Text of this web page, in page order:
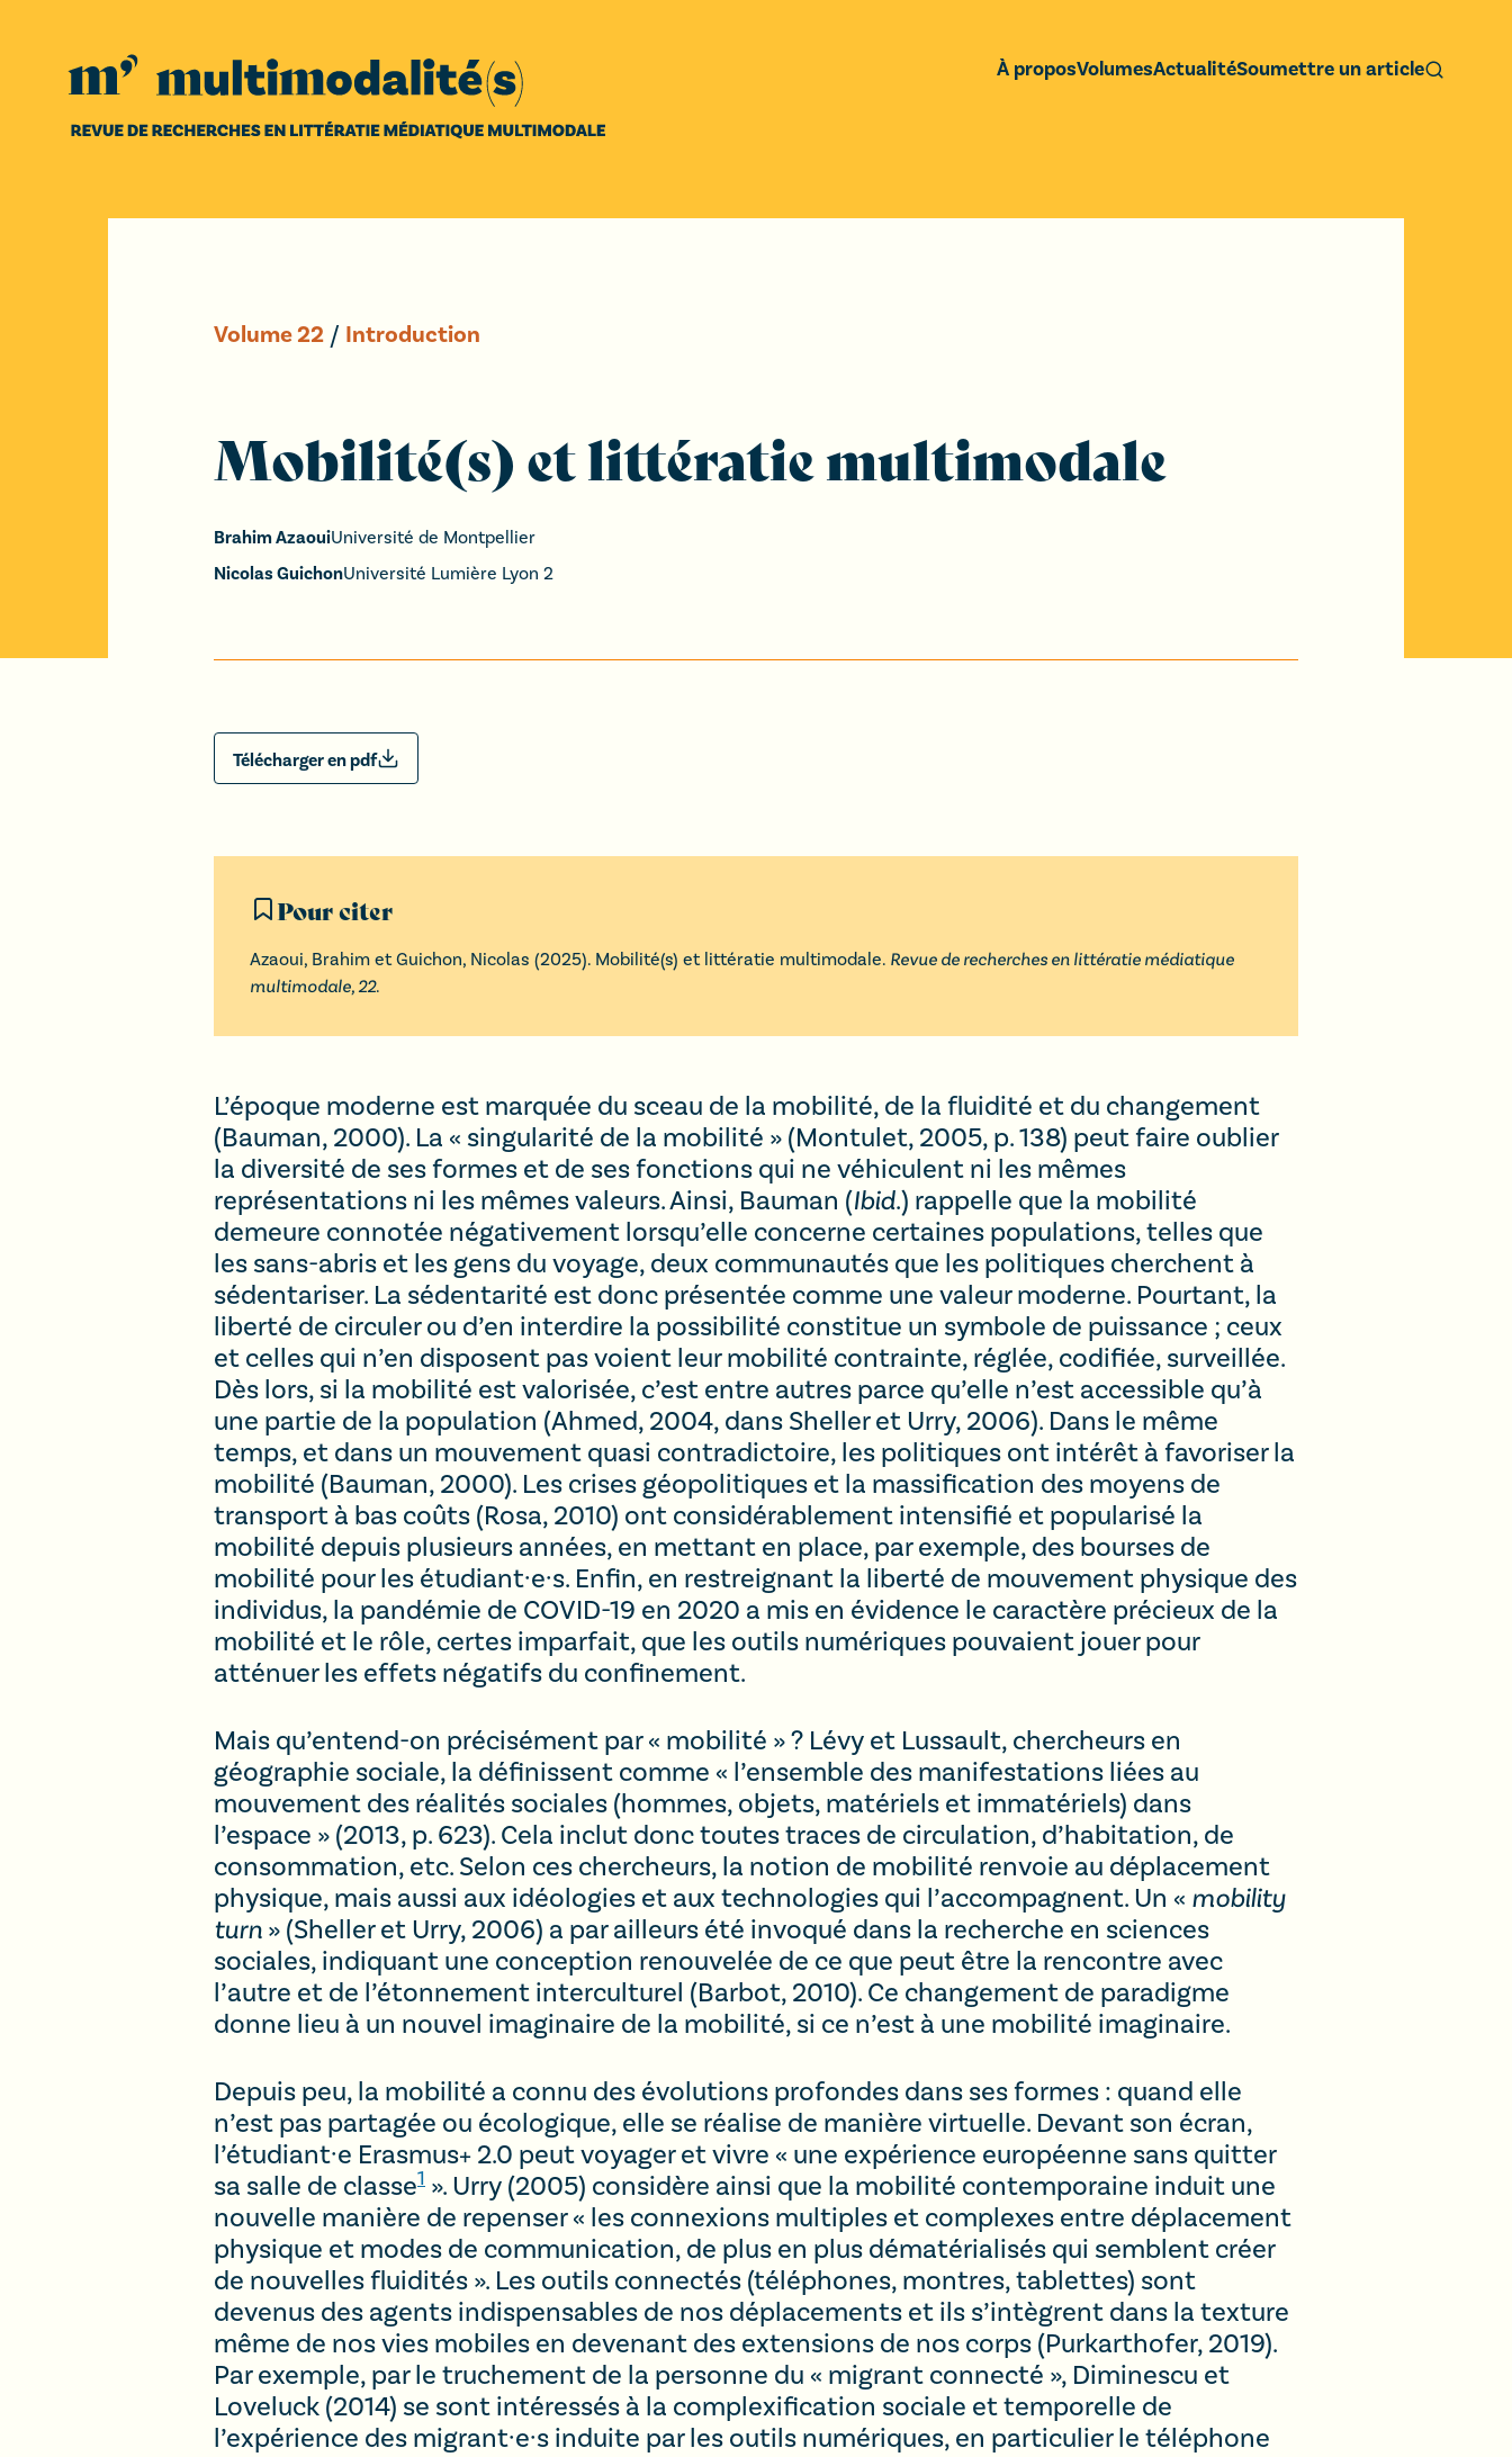
À proposVolumesActualitéSoumettre un article
Volume22 / Introduction
Mobilité(s) et littératie multimodale
Brahim AzaouiUniversité de Montpellier
Nicolas GuichonUniversité Lumière Lyon 2
Télécharger en pdf
Pour citer
Azaoui, Brahim et Guichon, Nicolas (2025). Mobilité(s) et littératie multimodale. Revue de recherches en littératie médiatique
multimodale, 22.
L’époque moderne est marquée du sceau de la mobilité, de la fluidité et du changement
(Bauman, 2000). La « singularité de la mobilité » (Montulet, 2005, p. 138) peut faire oublier
la diversité de ses formes et de ses fonctions qui ne véhiculent ni les mêmes
représentations ni les mêmes valeurs. Ainsi, Bauman (Ibid.) rappelle que la mobilité
demeure connotée négativement lorsqu’elle concerne certaines populations, telles que
les sans-abris et les gens du voyage, deux communautés que les politiques cherchent à
sédentariser. La sédentarité est donc présentée comme une valeur moderne. Pourtant, la
liberté de circuler ou d’en interdire la possibilité constitue un symbole de puissance ; ceux
et celles qui n’en disposent pas voient leur mobilité contrainte, réglée, codifiée, surveillée.
Dès lors, si la mobilité est valorisée, c’est entre autres parce qu’elle n’est accessible qu’à
une partie de la population (Ahmed, 2004, dans Sheller et Urry, 2006). Dans le même
temps, et dans un mouvement quasi contradictoire, les politiques ont intérêt à favoriser la
mobilité (Bauman, 2000). Les crises géopolitiques et la massification des moyens de
transport à bas coûts (Rosa, 2010) ont considérablement intensifié et popularisé la
mobilité depuis plusieurs années, en mettant en place, par exemple, des bourses de
mobilité pour les étudiant·e·s. Enfin, en restreignant la liberté de mouvement physique des
individus, la pandémie de COVID-19 en 2020 a mis en évidence le caractère précieux de la
mobilité et le rôle, certes imparfait, que les outils numériques pouvaient jouer pour
atténuer les effets négatifs du confinement.
Mais qu’entend-on précisément par « mobilité » ? Lévy et Lussault, chercheurs en
géographie sociale, la définissent comme « l’ensemble des manifestations liées au
mouvement des réalités sociales (hommes, objets, matériels et immatériels) dans
l’espace » (2013, p. 623). Cela inclut donc toutes traces de circulation, d’habitation, de
consommation, etc. Selon ces chercheurs, la notion de mobilité renvoie au déplacement
physique, mais aussi aux idéologies et aux technologies qui l’accompagnent. Un « mobility
turn » (Sheller et Urry, 2006) a par ailleurs été invoqué dans la recherche en sciences
sociales, indiquant une conception renouvelée de ce que peut être la rencontre avec
l’autre et de l’étonnement interculturel (Barbot, 2010). Ce changement de paradigme
donne lieu à un nouvel imaginaire de la mobilité, si ce n’est à une mobilité imaginaire.
Depuis peu, la mobilité a connu des évolutions profondes dans ses formes : quand elle
n’est pas partagée ou écologique, elle se réalise de manière virtuelle. Devant son écran,
l’étudiant·e Erasmus+ 2.0 peut voyager et vivre « une expérience européenne sans quitter
sa salle de classe1 ». Urry (2005) considère ainsi que la mobilité contemporaine induit une
nouvelle manière de repenser « les connexions multiples et complexes entre déplacement
physique et modes de communication, de plus en plus dématérialisés qui semblent créer
de nouvelles fluidités ». Les outils connectés (téléphones, montres, tablettes) sont
devenus des agents indispensables de nos déplacements et ils s’intègrent dans la texture
même de nos vies mobiles en devenant des extensions de nos corps (Purkarthofer, 2019).
Par exemple, par le truchement de la personne du « migrant connecté », Diminescu et
Loveluck (2014) se sont intéressés à la complexification sociale et temporelle de
l’expérience des migrant·e·s induite par les outils numériques, en particulier le téléphone